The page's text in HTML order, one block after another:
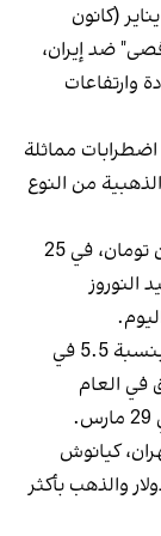
وقبل ذلك، ومنذ تنصيب دونالد ترامب في 20 يناير (كانون
ضد إيران،
وارتفاعات
مماثلة
الذهبية من النوع
وبقي سعر العملة الذهبية ثابتاً عند 97 مليون تومان، في 25
النوروز
كما ارتفعت العملة الذهبية من النوع القديم بنسبة 5.5 في
في العام
كيانوش
الدولار والذهب بأكثر